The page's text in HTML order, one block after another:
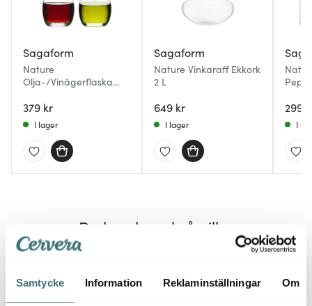
Samtycke Information Reklaminställningar Om
Sagaform
Nature
Olja-/Vinägerflaska
379 kr
I lager
Sagaform
Nature Vinkaraff Ekkork
2 L
649 kr
I lager
299
I
Du kanske också gillar
35%